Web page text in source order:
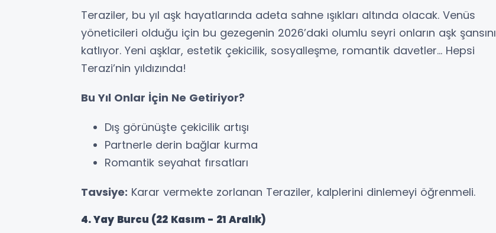
Teraziler, bu yıl aşk hayatlarında adeta sahne ışıkları altında olacak. Venüs
yöneticileri olduğu için bu gezegenin 2026’daki olumlu seyri onların aşk şansını
katlıyor. Yeni aşklar, estetik çekicilik, sosyalleşme, romantik davetler... Hepsi
Terazi’nin yıldızında!
Bu Yıl Onlar İçin Ne Getiriyor?
Dış görünüşte çekicilik artışı
Partnerle derin bağlar kurma
Romantik seyahat fırsatları
Tavsiye: Karar vermekte zorlanan Teraziler, kalplerini dinlemeyi öğrenmeli.
4. Yay Burcu (22 Kasım - 21 Aralık)